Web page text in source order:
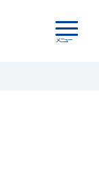
メニュー